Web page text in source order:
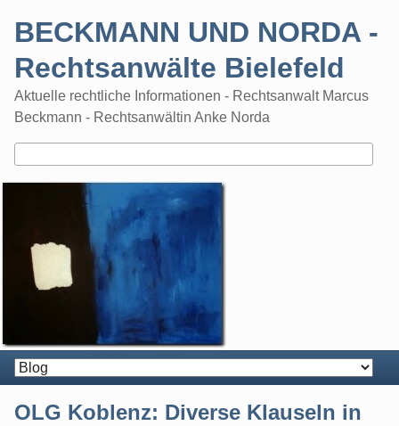
BECKMANN UND NORDA -
Rechtsanwälte Bielefeld
Aktuelle rechtliche Informationen - Rechtsanwalt Marcus
Beckmann - Rechtsanwältin Anke Norda
OLG Koblenz: Diverse Klauseln in